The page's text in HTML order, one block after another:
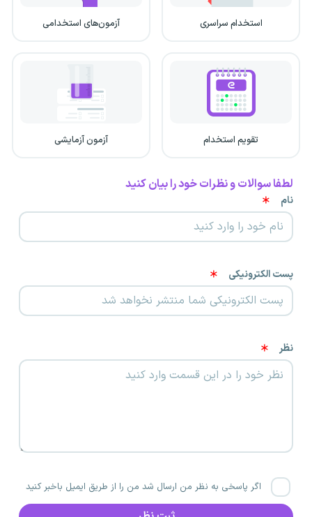
استخدام سراسری آزمون‌های استخدامی
تقویم استخدام آزمون آزمایشی
لطفا سوالات و نظرات خود را بیان کنید
نام
پست الکترونیکی
نظر
اگر پاسخی به نظر من ارسال شد من را از طریق ایمیل باخبر کنید